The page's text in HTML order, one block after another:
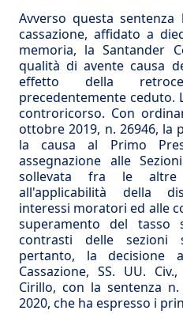
Avverso questa
cassazione, affidato a
memoria, la Santander
qualità di avente causa
effetto della
precedentemente ceduto.
controricorso. Con
ottobre 2019, n. 26946, la
la causa al Primo
assegnazione alle
sollevata fra le altre
all'applicabilità della
interessi moratori ed alle
superamento del
contrasti delle sezioni
pertanto, la decisione
Cassazione, SS. UU.
Cirillo, con la sentenza
2020, che ha espresso i